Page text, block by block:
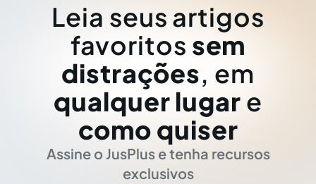
Leia seus artigos
favoritos sem
distrações, em
qualquer lugar e
como quiser
Assine o JusPlus e tenha recursos
exclusivos